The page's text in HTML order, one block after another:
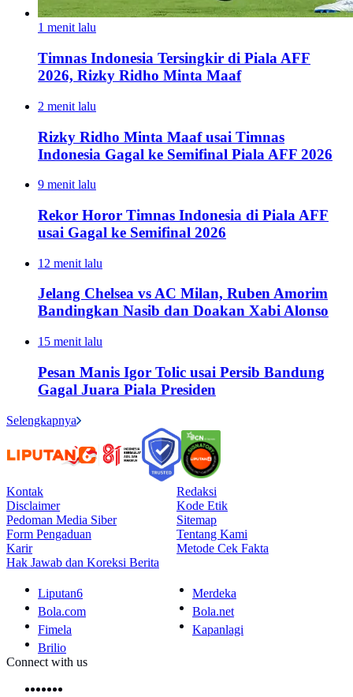
1 menit lalu
Timnas Indonesia Tersingkir di Piala AFF
2026, Rizky Ridho Minta Maaf
2 menit lalu
Rizky Ridho Minta Maaf usai Timnas
Indonesia Gagal ke Semifinal Piala AFF 2026
9 menit lalu
Rekor Horor Timnas Indonesia di Piala AFF
usai Gagal ke Semifinal 2026
12 menit lalu
Jelang Chelsea vs AC Milan, Ruben Amorim
Bandingkan Nasib dan Doakan Xabi Alonso
15 menit lalu
Pesan Manis Igor Tolic usai Persib Bandung
Gagal Juara Piala Presiden
Selengkapnya
Kontak
Redaksi
Disclaimer
Kode Etik
Pedoman Media Siber
Sitemap
Form Pengaduan
Tentang Kami
Karir
Metode Cek Fakta
Hak Jawab dan Koreksi Berita
Liputan6
Merdeka
Bola.com
Bola.net
Fimela
Kapanlagi
Brilio
Connect with us